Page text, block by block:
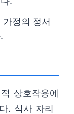
정의 정서
상호작용에
. 식사 자리